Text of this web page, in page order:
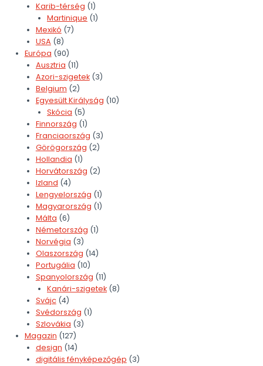
Karib-térség (1)
Martinique (1)
Mexikó (7)
USA (8)
Európa (90)
Ausztria (11)
Azori-szigetek(3)
Belgium (2)
Egyesült Királyság (10)
Skócia (5)
Finnország (1)
Franciaország (3)
Görögország (2)
Hollandia (1)
Horvátország (2)
Izland (4)
Lengyelország (1)
Magyarország (1)
Málta (6)
Németország (1)
Norvégia (3)
Olaszország (14)
Portugália (10)
Spanyolország (11)
Kanári-szigetek(8)
Svájc(4)
Svédország (1)
Szlovákia (3)
Magazin (127)
design (14)
digitális fényképezőgép (3)